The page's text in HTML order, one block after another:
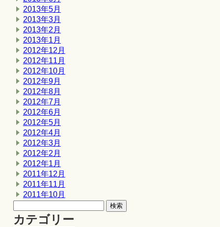
2013年5月
2013年3月
2013年2月
2013年1月
2012年12月
2012年11月
2012年10月
2012年9月
2012年8月
2012年7月
2012年6月
2012年5月
2012年4月
2012年3月
2012年2月
2012年1月
2011年12月
2011年11月
2011年10月
カテゴリー